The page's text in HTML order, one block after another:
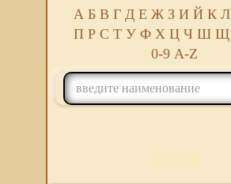
А Б В Г Д Е Ж З И Й К Л
П Р С Т У Ф Х Ц Ч Ш Щ
0-9 A-Z
ПОИСК